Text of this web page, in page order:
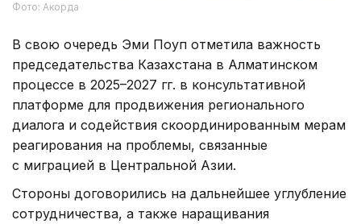
Фото: Акорда
В свою очередь Эми Поуп отметила важность
председательства Казахстана в Алматинском
процессе в 2025–2027 гг. в консультативной
платформе для продвижения регионального
диалога и содействия скоординированным мерам
реагирования на проблемы, связанные
с миграцией в Центральной Азии.
Стороны договорились на дальнейшее углубление
сотрудничества, а также наращивания